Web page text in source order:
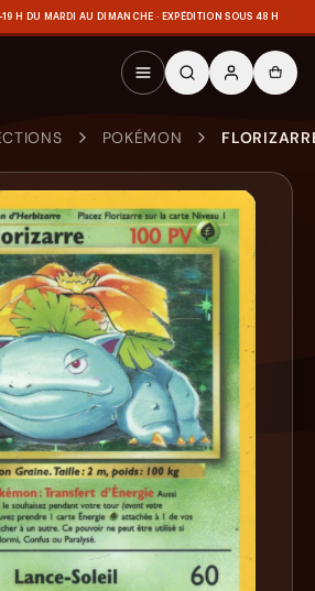
H DU MARDI AU DIMANCHE · EXPÉDITION SOUS 48 H
POKÉMON